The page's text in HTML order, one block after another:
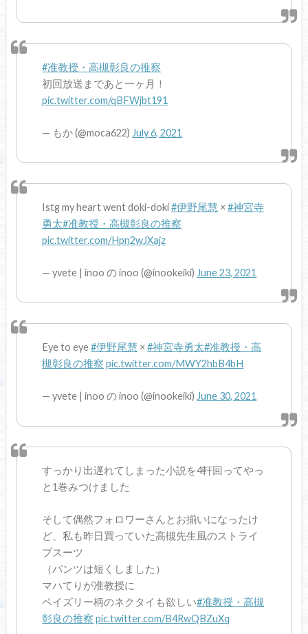
#准教授・高槻彰良の推察
初回放送まであと一ヶ月！
pic.twitter.com/qBFWjbt191
— もか (@moca622) July 6, 2021
Istg my heart went doki-doki#伊野尾慧 ×#神宮寺
勇太#准教授・高槻彰良の推察
pic.twitter.com/Hpn2wJXajz
— yvete | inoo の inoo (@inookeiki) June 23, 2021
Eye to eye#伊野尾慧 ×#神宮寺勇太#准教授・高
槻彰良の推察 pic.twitter.com/MWY2hbB4bH
— yvete | inoo の inoo (@inookeiki) June 30, 2021
すっかり出遅れてしまった小説を4軒回ってやっ
と1巻みつけました
そして偶然フォロワーさんとお揃いになったけ
ど、私も昨日買っていた高槻先生風のストライ
プスーツ
（パンツは短くしました）
マハてりが准教授に
ペイズリー柄のネクタイも欲しい#准教授・高槻
彰良の推察 pic.twitter.com/B4RwQBZuXq